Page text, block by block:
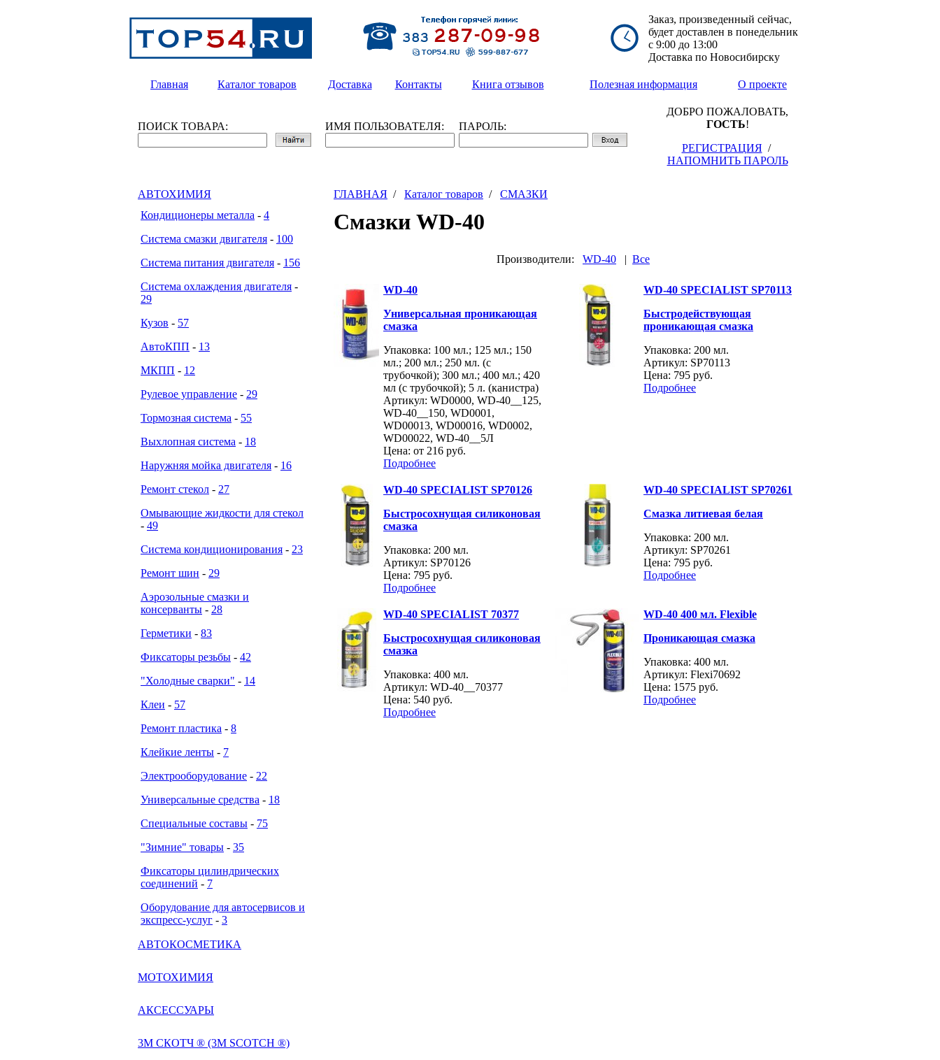
Заказ, произведенный сейчас,
будет доставлен в понедельник
с 9:00 до 13:00
Доставка по Новосибирску
Главная Каталог товаров Доставка Контакты Книга отзывов Полезная информация О проекте
ПОИСК ТОВАРА: ИМЯ ПОЛЬЗОВАТЕЛЯ: ПАРОЛЬ:
ДОБРО ПОЖАЛОВАТЬ,
ГОСТЬ!
РЕГИСТРАЦИЯ/
НАПОМНИТЬ ПАРОЛЬ
АВТОХИМИЯ
Кондиционеры металла - 4
Система смазки двигателя - 100
Система питания двигателя - 156
Система охлаждения двигателя -
29
Кузов - 57
АвтоКПП - 13
МКПП - 12
Рулевое управление - 29
Тормозная система - 55
Выхлопная система - 18
Наружняя мойка двигателя - 16
Ремонт стекол - 27
Омывающие жидкости для стекол
- 49
Система кондиционирования - 23
Ремонт шин - 29
Аэрозольные смазки и
консерванты - 28
Герметики - 83
Фиксаторы резьбы - 42
"Холодные сварки" - 14
Клеи - 57
Ремонт пластика - 8
Клейкие ленты - 7
Электрооборудование - 22
Универсальные средства - 18
Специальные составы - 75
"Зимние" товары - 35
Фиксаторы цилиндрических
соединений - 7
Оборудование для автосервисов и
экспресс-услуг - 3
АВТОКОСМЕТИКА
МОТОХИМИЯ
АКСЕССУАРЫ
3М СКОТЧ ® (3M SCOTCH ®)
ГЛАВНАЯ / Каталог товаров / СМАЗКИ
Смазки WD-40
Производители: WD-40 | Все
WD-40
Универсальная проникающая
смазка
Упаковка: 100 мл.; 125 мл.; 150
мл.; 200 мл.; 250 мл. (с
трубочкой); 300 мл.; 400 мл.; 420
мл (с трубочкой); 5 л. (канистра)
Артикул: WD0000, WD-40__125,
WD-40__150, WD0001,
WD00013, WD00016, WD0002,
WD00022, WD-40__5Л
Цена: от 216 руб.
Подробнее
WD-40 SPECIALIST SP70113
Быстродействующая
проникающая смазка
Упаковка: 200 мл.
Артикул: SP70113
Цена: 795 руб.
Подробнее
WD-40 SPECIALIST SP70126
Быстросохнущая силиконовая
смазка
Упаковка: 200 мл.
Артикул: SP70126
Цена: 795 руб.
Подробнее
WD-40 SPECIALIST SP70261
Смазка литиевая белая
Упаковка: 200 мл.
Артикул: SP70261
Цена: 795 руб.
Подробнее
WD-40 SPECIALIST 70377
Быстросохнущая силиконовая
смазка
Упаковка: 400 мл.
Артикул: WD-40__70377
Цена: 540 руб.
Подробнее
WD-40 400 мл. Flexible
Проникающая смазка
Упаковка: 400 мл.
Артикул: Flexi70692
Цена: 1575 руб.
Подробнее